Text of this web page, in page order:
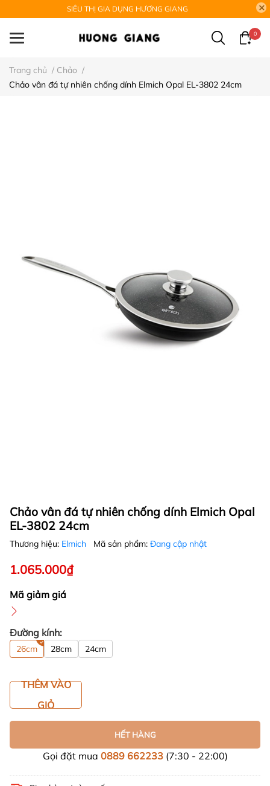
SIÊU THỊ GIA DỤNG HƯƠNG GIANG
0
Trang chủ / Chảo /
Chảo vân đá tự nhiên chống dính Elmich Opal EL-3802 24cm
Chảo vân đá tự nhiên chống dính Elmich Opal
EL-3802 24cm
Thương hiệu: Elmich Mã sản phẩm: Đang cập nhật
1.065.000₫
Mã giảm giá
Đường kính:
26cm 28cm 24cm
THÊM VÀO
GIỎ
HẾT HÀNG
Gọi đặt mua 0889 662233(7:30 - 22:00)